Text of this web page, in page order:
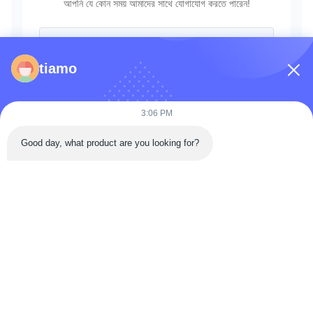
আপনি যে কোন সময় আমাদের সাথে যোগাযোগ করতে পারেন!
tiamo
3:06 PM
Good day, what product are you looking for?